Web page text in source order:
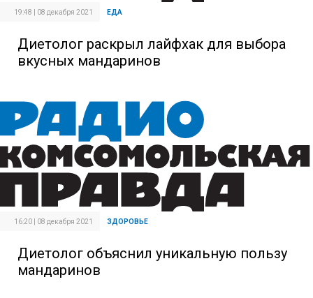
19:48 | 08 декабря 2021 ЕДА
Диетолог раскрыл лайфхак для выбора
вкусных мандаринов
16:20 | 08 декабря 2021 ЗДОРОВЬЕ
Диетолог объяснил уникальную пользу
мандаринов